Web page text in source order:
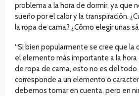
problema a la hora de dormir, ya que
sueño por el calor y la transpiración.
la ropa de cama? ¿Cómo elegir unas
“Si bien popularmente se cree que la
el elemento más importante a la
de ropa de cama, esto no es del
corresponde a un elemento o
debemos tomar en cuenta, pero en